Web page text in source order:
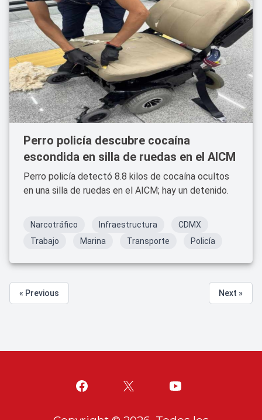
Perro policía descubre cocaína
escondida en silla de ruedas en el AICM
Perro policía detectó 8.8 kilos de cocaína ocultos
en una silla de ruedas en el AICM; hay un detenido.
Narcotráfico Infraestructura
CDMX
Trabajo
Marina Transporte Policía
« Previous Next »